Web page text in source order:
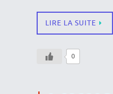
LIRE LA SUITE
0